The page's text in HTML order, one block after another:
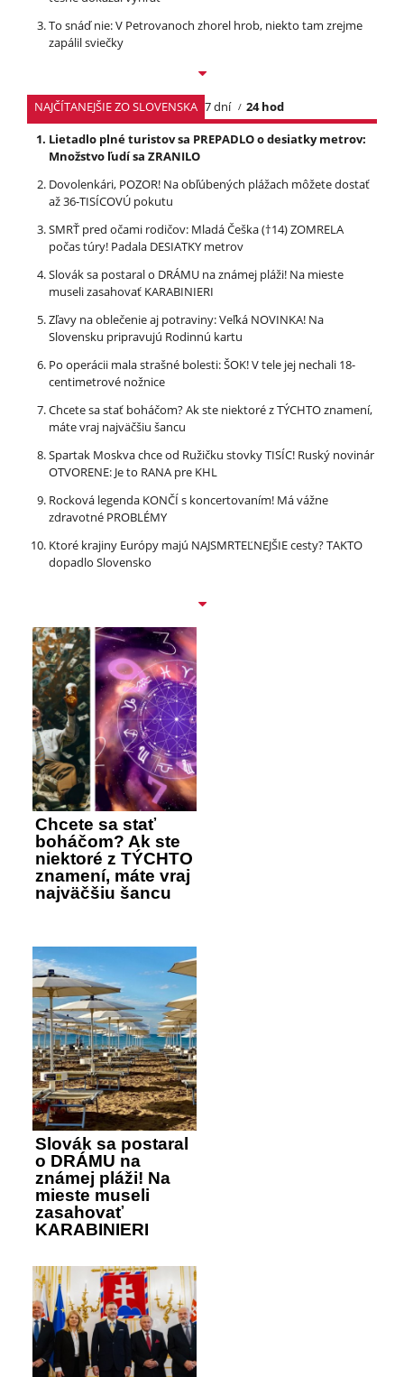
To snáď nie: V Petrovanoch zhorel hrob, niekto tam zrejme
zapálil sviečky
NAJČÍTANEJŠIE ZO SLOVENSKA 7 dní
24 hod
Lietadlo plné turistov sa PREPADLO o desiatky metrov:
Množstvo ľudí sa ZRANILO
Dovolenkári, POZOR! Na obľúbených plážach môžete dostať
až 36-TISÍCOVÚ pokutu
SMRŤ pred očami rodičov: Mladá Češka (†14) ZOMRELA
počas túry! Padala DESIATKY metrov
Slovák sa postaral o DRÁMU na známej pláži! Na mieste
museli zasahovať KARABINIERI
Zľavy na oblečenie aj potraviny: Veľká NOVINKA! Na
Slovensku pripravujú Rodinnú kartu
Po operácii mala strašné bolesti: ŠOK! V tele jej nechali 18-
centimetrové nožnice
Chcete sa stať boháčom? Ak ste niektoré z TÝCHTO znamení,
máte vraj najväčšiu šancu
Spartak Moskva chce od Ružičku stovky TISÍC! Ruský novinár
OTVORENE: Je to RANA pre KHL
Rocková legenda KONČÍ s koncertovaním! Má vážne
zdravotné PROBLÉMY
Ktoré krajiny Európy majú NAJSMRTEĽNEJŠIE cesty? TAKTO
dopadlo Slovensko
Chcete sa stať
boháčom? Ak ste
niektoré z TÝCHTO
znamení, máte vraj
najväčšiu šancu
Slovák sa postaral
o DRÁMU na
známej pláži! Na
mieste museli
zasahovať
KARABINIERI